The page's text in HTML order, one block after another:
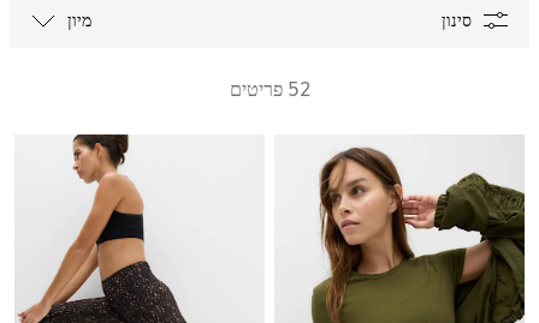
סינון מיון
52 פריטים